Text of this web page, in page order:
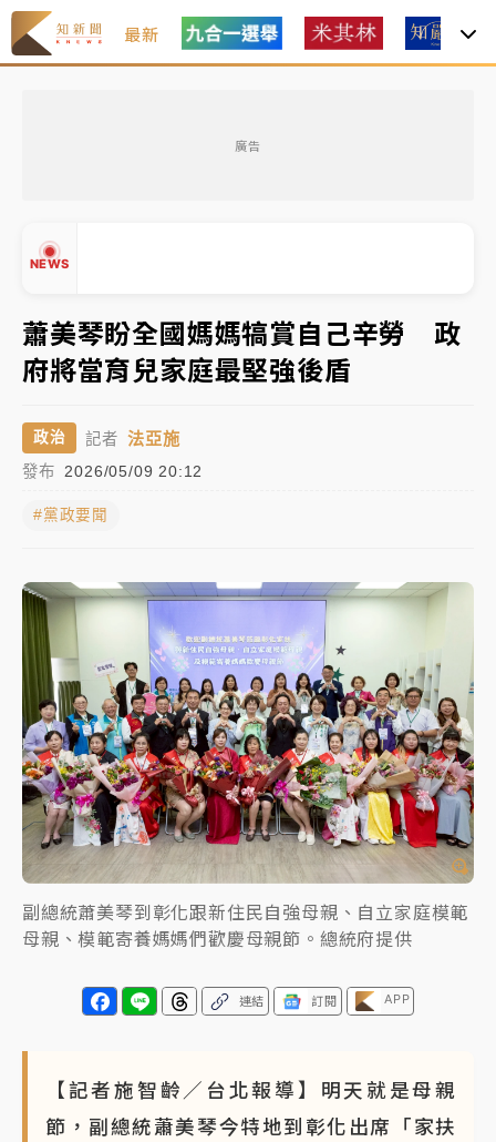
最新
廣告
NEWS
中信慈善基金會想增加董事人數！辜仲諒向法院聲請遭
駁 理由曝光
故宮《龍藏經》特展第2檔！今線上預約開賣一度塞車
周六起展出延長至晚上7時
台東農業處長涉圖利渡假村！東檢抗告成功 今重開羈
父親節泡湯了！中颱白海豚雨彈轟3天 「紅到發紫」降
雨熱區曝
暑假過三周才推「E宿新北打卡趣」！抽獎程序複雜 觀
旅局回應了
中信慈善基金會想增加董事人數！辜仲諒向法院聲請遭
駁 理由曝光
故宮《龍藏經》特展第2檔！今線上預約開賣一度塞車
周六起展出延長至晚上7時
台東農業處長涉圖利渡假村！東檢抗告成功 今重開羈
押庭
父親節泡湯了！中颱白海豚雨彈轟3天 「紅到發紫」降
雨熱區曝
蕭美琴盼全國媽媽犒賞自己辛勞 政
府將當育兒家庭最堅強後盾
政治 記者 法亞施
發布 2026/05/09 20:12
#黨政要聞
副總統蕭美琴到彰化跟新住民自強母親、自立家庭模範
母親、模範寄養媽媽們歡慶母親節。總統府提供
連結 訂閱 APP
【記者施智齡／台北報導】明天就是母親
節，副總統蕭美琴今特地到彰化出席「家扶